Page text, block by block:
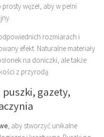
węzeł, aby w pełni
rozmiarach i
efekt. Naturalne materiały
na doniczki, ale także
z przyrodą.
puszki, gazety,
, aby stworzyć unikalne